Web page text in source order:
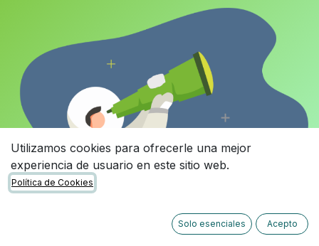
Utilizamos cookies para ofrecerle una mejor
experiencia de usuario en este sitio web.
Política de Cookies
Solo esenciales Acepto